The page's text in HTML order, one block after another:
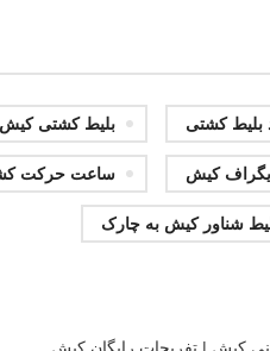
بلیط کشتی بلیط کشتی کیش
کیش ساعت حرکت
شناور کیش به چارک